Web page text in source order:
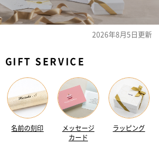
2026年8月5日更新
GIFT SERVICE
名前の刻印
メッセージ
カード
ラッピング